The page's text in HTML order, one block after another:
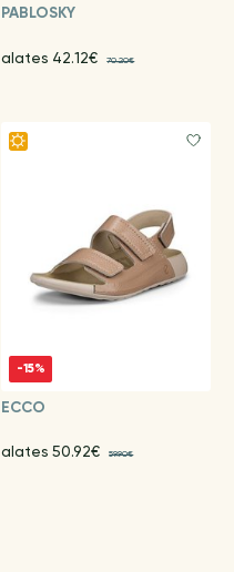
PABLOSKY
alates 42.12€ 70.20€
-15%
ECCO
alates 50.92€ 59.90€